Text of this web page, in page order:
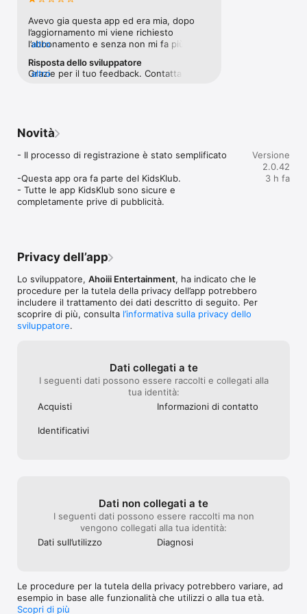
Con questo divertentissimo gioco di logica i bambini in
compagnia di Fiete allenano la loro capacità di concentrazione,
il ragionamento logico e in particolare la percezione visiva.
e la memorizzazione di informazioni; inoltre è anche
strettamente correlata all'apprendimento di scrittura e lettura.
scervellarti e riflettere per trovare le soluzioni!
CONTENUTO
- Animali
- Automobili
- Frutta
- Marinai
- E tanto altro
HIGHLIGHT
- 99 livelli divertenti e molto vari
- Aggiornamenti gratuiti
- Esercizi di logica impegnativi, veri rompicapo da risolvere
- Illustrazioni create con cura
- Comando semplice
- Piacevoli animazioni
- Sistema di feedback chiaro e diretto
- Capacità di concentrazione
- Competenza mediale
AWARDS
(Red Dot)
Avevo gia questa app ed era mia, dopo
l’aggiornamento mi viene richiesto
l’abbonamento e senza non mi fa più
ripristino acquisti.
altro
Risposta dello sviluppatore
Grazie per il tuo feedback. Contatta il
altro
Novità
- Il processo di registrazione è stato semplificato
-Questa app ora fa parte del KidsKlub.
- Tutte le app KidsKlub sono sicure e
completamente prive di pubblicità.
Versione
2.0.42
3 h fa
Privacy dell’app
Lo sviluppatore, Ahoiii Entertainment, ha indicato che le
procedure per la tutela della privacy dell’app potrebbero
includere il trattamento dei dati descritto di seguito. Per
scoprire di più, consulta l’informativa sulla privacy dello
sviluppatore.
Dati collegati a te
I seguenti dati possono essere raccolti e collegati alla
tua identità:
Acquisti
Informazioni di contatto
Identificativi
Dati non collegati a te
I seguenti dati possono essere raccolti ma non
vengono collegati alla tua identità:
Dati sull’utilizzo
Diagnosi
Le procedure per la tutela della privacy potrebbero variare, ad
esempio in base alle funzionalità che utilizzi o alla tua età.
Scopri di più